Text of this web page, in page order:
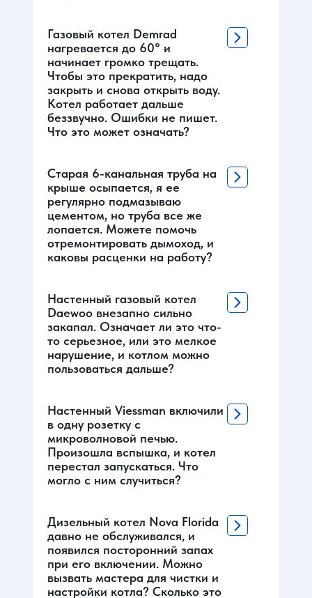
Газовый котел Demrad
нагревается до 60° и
начинает громко трещать.
Чтобы это прекратить, надо
закрыть и снова открыть воду.
Котел работает дальше
беззвучно. Ошибки не пишет.
Что это может означать?
Старая 6-канальная труба на
крыше осыпается, я ее
регулярно подмазываю
цементом, но труба все же
лопается. Можете помочь
отремонтировать дымоход, и
каковы расценки на работу?
Настенный газовый котел
Daewoo внезапно сильно
закапал. Означает ли это что-
то серьезное, или это мелкое
нарушение, и котлом можно
пользоваться дальше?
Настенный Viessman включили
в одну розетку с
микроволновой печью.
Произошла вспышка, и котел
перестал запускаться. Что
могло с ним случиться?
Дизельный котел Nova Florida
давно не обслуживался, и
появился посторонний запах
при его включении. Можно
вызвать мастера для чистки и
настройки котла? Сколько это